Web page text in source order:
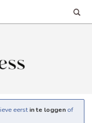
eerst in te loggen of